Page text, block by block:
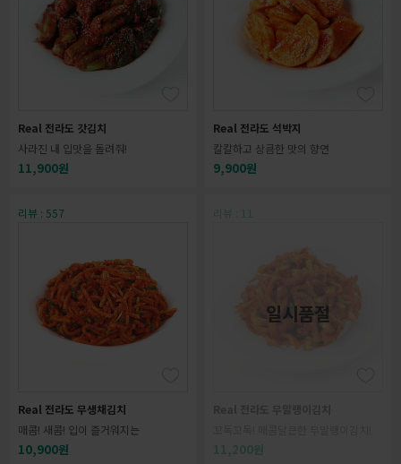
Real 전라도 갓김치
사라진 내 입맛을 돌려줘!
11,900원
Real 전라도 석박지
칼칼하고 상큼한 맛의 향연
9,900원
리뷰 : 557
Real 전라도 무생채김치
매콤! 새콤! 입이 즐거워지는
10,900원
리뷰 : 11
일시품절
11,200원